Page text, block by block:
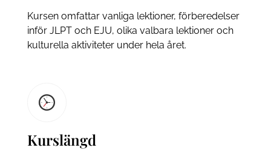
Kursen omfattar vanliga lektioner, förberedelser
inför JLPT och EJU, olika valbara lektioner och
kulturella aktiviteter under hela året.
Kurslängd